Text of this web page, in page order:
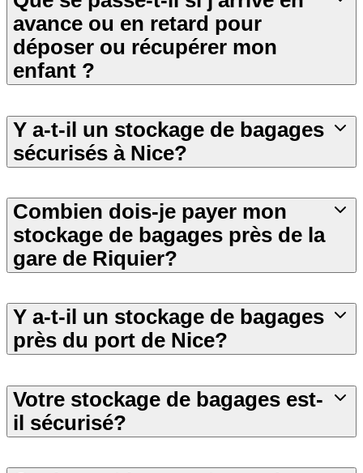
avance ou en retard pour
déposer ou récupérer mon
enfant ?
Y a-t-il un stockage de bagages
sécurisés à Nice?
Combien dois-je payer mon
stockage de bagages près de la
gare de Riquier?
Y a-t-il un stockage de bagages
près du port de Nice?
Votre stockage de bagages est-
il sécurisé?